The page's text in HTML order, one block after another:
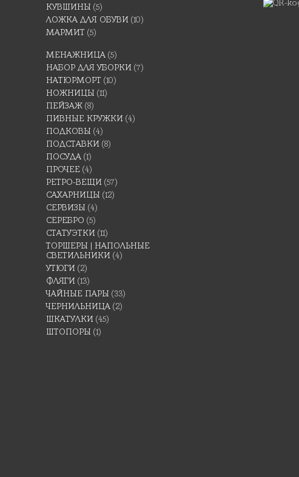
КУВШИНЫ (5)
ЛОЖКА ДЛЯ ОБУВИ (10)
МАРМИТ (5)
МЕНАЖНИЦА (5)
НАБОР ДЛЯ УБОРКИ (7)
НАТЮРМОРТ (10)
НОЖНИЦЫ (11)
ПЕЙЗАЖ (8)
ПИВНЫЕ КРУЖКИ (4)
ПОДКОВЫ (4)
ПОДСТАВКИ (8)
ПОСУДА (1)
ПРОЧЕЕ (4)
РЕТРО-ВЕЩИ (57)
САХАРНИЦЫ (12)
СЕРВИЗЫ (4)
СЕРЕБРО (5)
СТАТУЭТКИ (11)
ТОРШЕРЫ | НАПОЛЬНЫЕ
СВЕТИЛЬНИКИ (4)
УТЮГИ (2)
ФЛЯГИ (13)
ЧАЙНЫЕ ПАРЫ (33)
ЧЕРНИЛЬНИЦА (2)
ШКАТУЛКИ (45)
ШТОПОРЫ (1)